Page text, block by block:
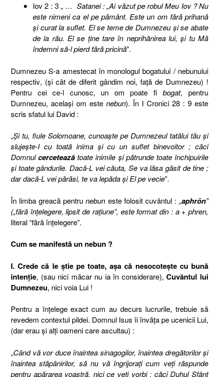
Iov 2 : 3 „ … Satanei : „Ai văzut pe robul Meu Iov ? Nu
este nimeni ca el pe pământ. Este un om fără prihană
şi curat la suflet. El se teme de Dumnezeu şi se abate
de la rău. El se ţine tare în neprihănirea lui, şi tu Mă
îndemni să-l pierd fără pricină”.
Dumnezeu S-a amestecat în monologul bogatului / nebunului
respectiv, (şi cât de diferit gândim noi, faţă de Dumnezeu) !
Pentru cei ce-l cunosc, un om poate fibogat, pentru
Dumnezeu, acelaşi om este nebun). În I Cronici 28 : 9 este
scris sfatul lui David :
„Şi tu, fiule Solomoane, cunoaşte pe Dumnezeul tatălui tău şi
slujeşte-I cu toată inima şi cu un suflet binevoitor ; căci
Domnulcercetează toate inimile şi pătrunde toate închipuirile
şi toate gândurile. Dacă-L vei căuta, Se va lăsa găsit de tine ;
dar dacă-L vei părăsi, te va lepăda şi El pe vecie”.
În limba greacă pentrunebun este folosit cuvântul: „aphrōn”
(„fără înţelegere, lipsit de raţiune”, este format din : a + phren,
literal “fără înţelegere”.
Cum se manifestă un nebun ?
I. Crede că le ştie pe toate, aşa că nesocoteşte cu bună
intenţie, (sau nici măcar nu ia în considerare),Cuvântul lui
Dumnezeu, nici voia Lui !
Pentru a înţelege exact cum au decurs lucrurile, trebuie să
revedem contextul pildei. Domnul Isus îi învăţa pe ucenicii Lui,
(dar erau şi alţi oameni care ascultau) :
„Când vă vor duce înaintea sinagogilor, înaintea dregătorilor şi
înaintea stăpânirilor, să nu vă îngrijoraţi cum veţi răspunde
pentru apărarea voastră, nici ce veţi vorbi ; căci Duhul Sfânt